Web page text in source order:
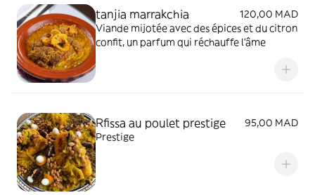
tanjia marrakchia
120,00 MAD
Viande mijotée avec des épices et du citron
confit, un parfum qui réchauffe l’âme
Rfissa au poulet prestige
95,00 MAD
Prestige